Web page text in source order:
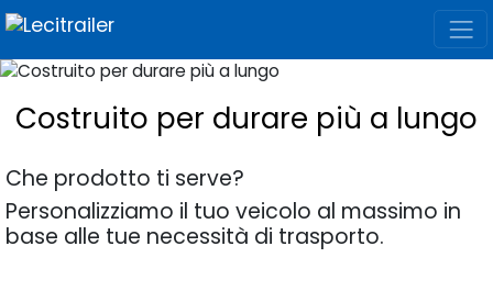
Costruito per durare più a lungo
Che prodotto ti serve?
Personalizziamo il tuo veicolo al massimo in
base alle tue necessità di trasporto.